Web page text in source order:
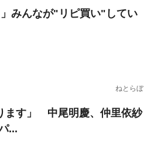
みんなが"リピ買い"してい
ねとらぼ
ます」 中尾明慶、仲里依紗
...